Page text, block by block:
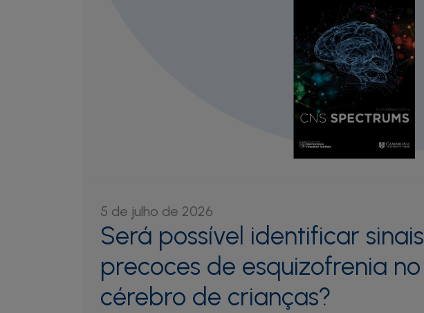
5 de julho de 2026
Será possível identificar sinais
precoces de esquizofrenia no
cérebro de crianças?